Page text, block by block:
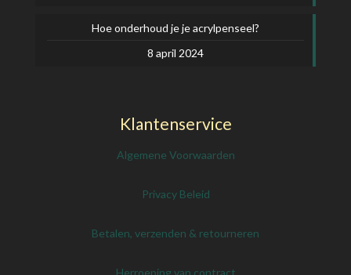
Hoe onderhoud je je acrylpenseel?
8 april 2024
Klantenservice
Algemene Voorwaarden
Privacy Beleid
Betalen, verzenden & retourneren
Herroeping van contract